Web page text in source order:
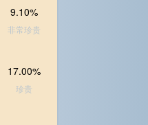
9.10%
非常珍贵
17.00%
珍贵